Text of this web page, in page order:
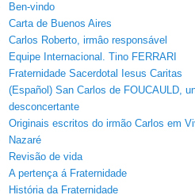
Ben-vindo
Carta de Buenos Aires
Carlos Roberto, irmâo responsável
Equipe Internacional. Tino FERRARI
Fraternidade Sacerdotal Iesus Caritas
(Español) San Carlos de FOUCAULD,
desconcertante
Originais escritos do irmão Carlos em
Nazaré
Revisão de vida
A pertença á Fraternidade
História da Fraternidade